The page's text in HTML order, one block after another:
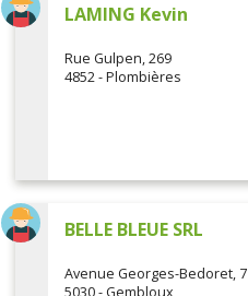
LAMING Kevin
Rue Gulpen, 269
4852 - Plombières
BELLE BLEUE SRL
Avenue Georges-Bedoret, 7
5030 - Gembloux